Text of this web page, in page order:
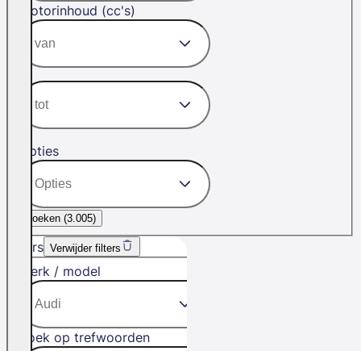
Motorinhoud (cc's)
Opties
Zoeken (3.005)
Filters Verwijder filters
Merk / model
Zoek op trefwoorden